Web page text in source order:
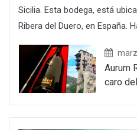
Sicilia. Esta bodega, está
Ribera del Duero, en España.
Aurum
caro